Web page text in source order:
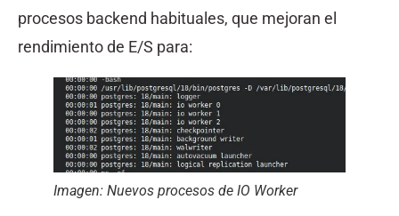
procesos backend habituales, que mejoran el
rendimiento de E/S para:
Imagen: Nuevos procesos de IO Worker